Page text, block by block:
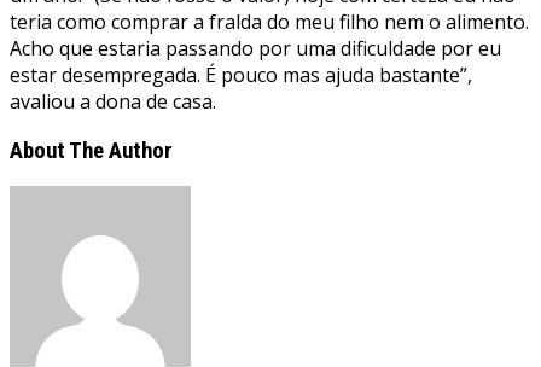
teria como comprar a fralda do meu filho nem o alimento.
Acho que estaria passando por uma dificuldade por eu
estar desempregada. É pouco mas ajuda bastante”,
avaliou a dona de casa.
About The Author